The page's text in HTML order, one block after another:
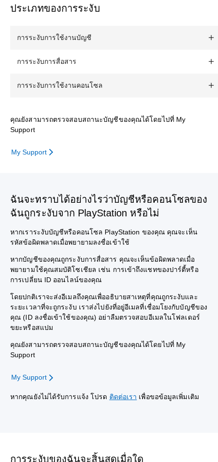
ประเภทของการระงับ
การระงับการใช้งานบัญชี
การระงับการสื่อสาร
การระงับการใช้งานคอนโซล
คุณยังสามารถตรวจสอบสถานะบัญชีของคุณได้โดยไปที่ My
Support
My Support
ฉันจะทราบได้อย่างไรว่าบัญชีหรือคอนโซลของ
ฉันถูกระงับจาก PlayStation หรือไม่
หากเราระงับบัญชีหรือคอนโซล PlayStation ของคุณ คุณจะเห็น
รหัสข้อผิดพลาดเมื่อพยายามลงชื่อเข้าใช้
หากบัญชีของคุณถูกระงับการสื่อสาร คุณจะเห็นข้อผิดพลาดเมื่อ
พยายามใช้คุณสมบัติโซเชียล เช่น การเข้าถึงแชทของปาร์ตี้หรือ
การเปลี่ยน ID ออนไลน์ของคุณ
โดยปกติเราจะส่งอีเมลถึงคุณเพื่ออธิบายสาเหตุที่คุณถูกระงับและ
ระยะเวลาที่จะถูกระงับ เราส่งไปยังที่อยู่อีเมลที่เชื่อมโยงกับบัญชีของ
คุณ (ID ลงชื่อเข้าใช้ของคุณ) อย่าลืมตรวจสอบอีเมลในโฟลเดอร์
ขยะหรือสแปม
คุณยังสามารถตรวจสอบสถานะบัญชีของคุณได้โดยไปที่ My
Support
My Support
หากคุณยังไม่ได้รับการแจ้ง โปรด ติดต่อเรา เพื่อขอข้อมูลเพิ่มเติม
การระงับของฉันจะสิ้นสุดเมื่อใด